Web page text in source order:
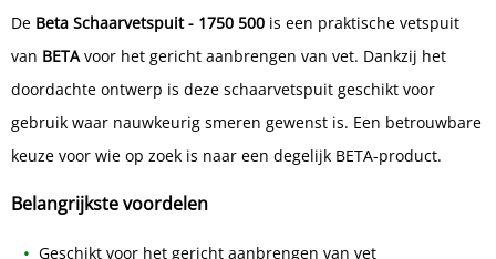
De Beta Schaarvetspuit - 1750 500 is een praktische vetspuit
van BETA voor het gericht aanbrengen van vet. Dankzij het
doordachte ontwerp is deze schaarvetspuit geschikt voor
gebruik waar nauwkeurig smeren gewenst is. Een betrouwbare
keuze voor wie op zoek is naar een degelijk BETA-product.
Belangrijkste voordelen
Geschikt voor het gericht aanbrengen van vet